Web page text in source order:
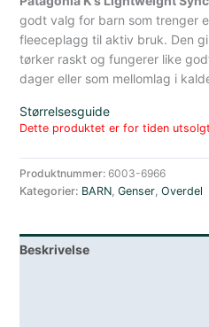
godt valg for barn som trenger
fleeceplagg til aktiv bruk. Den
tørker raskt og fungerer like
dager eller som mellomlag i
Størrelsesguide
Dette produktet er for tiden
Produktnummer: 6003-6966
Kategorier: BARN ,Genser ,Overdel
Beskrivelse